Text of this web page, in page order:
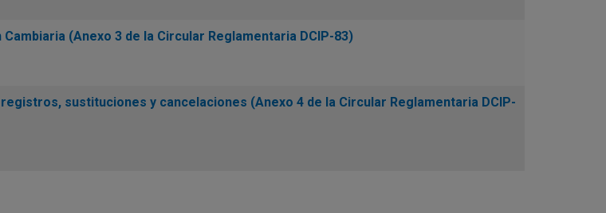
(Anexo 3 de la Circular Reglamentaria DCIP-83)
sustituciones y cancelaciones (Anexo 4 de la Circular Reglamentaria DCIP-